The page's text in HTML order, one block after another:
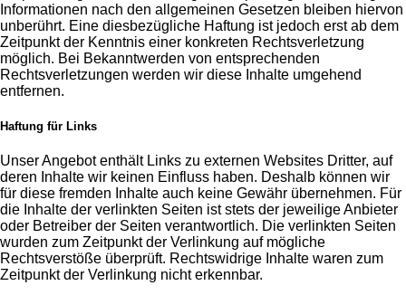
Informationen nach den allgemeinen Gesetzen bleiben hiervon
unberührt. Eine diesbezügliche Haftung ist jedoch erst ab dem
Zeitpunkt der Kenntnis einer konkreten Rechtsverletzung
möglich. Bei Bekanntwerden von entsprechenden
Rechtsverletzungen werden wir diese Inhalte umgehend
entfernen.
Haftung für Links
Unser Angebot enthält Links zu externen Websites Dritter, auf
deren Inhalte wir keinen Einfluss haben. Deshalb können wir
für diese fremden Inhalte auch keine Gewähr übernehmen. Für
die Inhalte der verlinkten Seiten ist stets der jeweilige Anbieter
oder Betreiber der Seiten verantwortlich. Die verlinkten Seiten
wurden zum Zeitpunkt der Verlinkung auf mögliche
Rechtsverstöße überprüft. Rechtswidrige Inhalte waren zum
Zeitpunkt der Verlinkung nicht erkennbar.